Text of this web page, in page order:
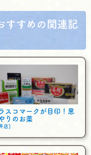
すすめの関連記
スコマークが目印！思
りのお薬
店]